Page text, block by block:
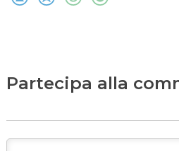
Partecipa alla